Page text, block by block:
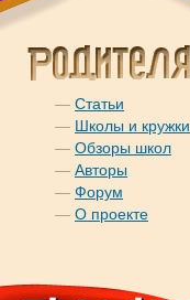
— Статьи
— Школы и кружки
— Обзоры школ
— Авторы
— Форум
— О проекте